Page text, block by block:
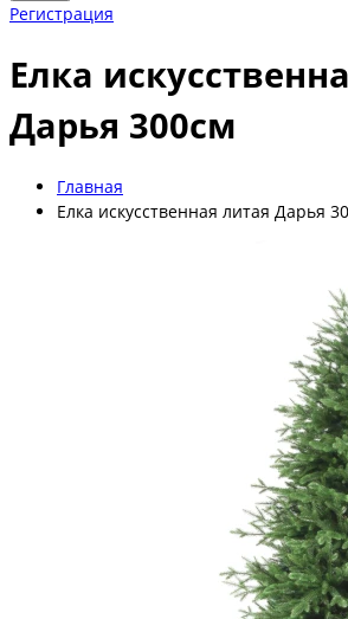
Регистрация
Елка
Дарья 300см
Главная
Елка искусственная литая Дарья